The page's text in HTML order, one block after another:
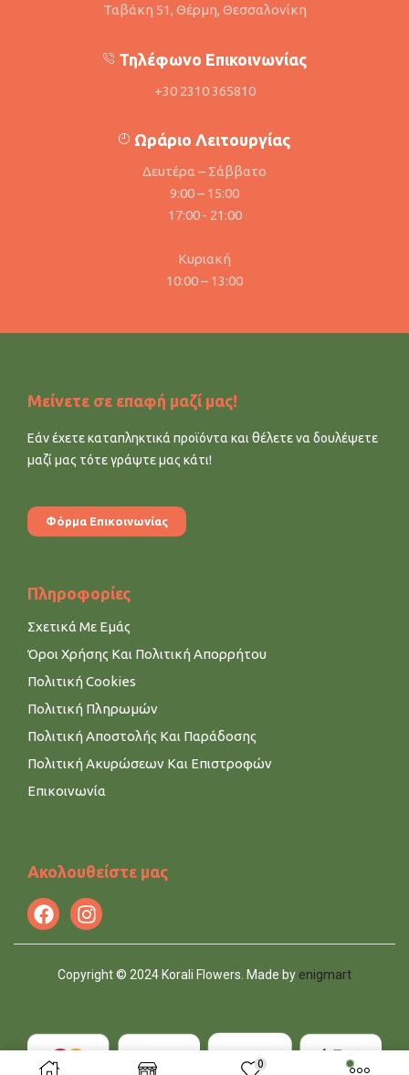
0
Ταβάκη 51, Θέρμη, Θεσσαλονίκη
Τηλέφωνο Επικοινωνίας
+30 2310 365810
Ωράριο Λειτουργίας
Δευτέρα – Σάββατο
9:00 – 15:00
17:00 - 21:00
Κυριακή
10:00 – 13:00
Μείνετε σε επαφή μαζί μας!
Εάν έχετε καταπληκτικά προϊόντα και θέλετε να δουλέψετε
μαζί μας τότε γράψτε μας κάτι!
Φόρμα Επικοινωνίας
Πληροφορίες
Σχετικά Με Εμάς
Όροι Χρήσης Και Πολιτική Απορρήτου
Πολιτική Cookies
Πολιτική Πληρωμών
Πολιτική Αποστολής Και Παράδοσης
Πολιτική Ακυρώσεων Και Επιστροφών
Επικοινωνία
Ακολουθείστε μας
Copyright © 2024 Korali Flowers. Made by enigmart